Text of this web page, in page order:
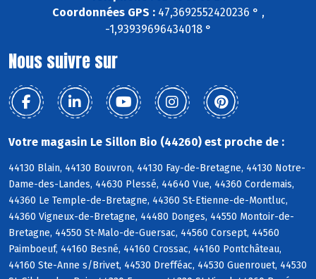
Coordonnées GPS :47,3692552420236 ° ,
-1,93939696434018 °
Nous suivre sur
Votre magasin Le Sillon Bio (44260) est proche de :
44130 Blain, 44130 Bouvron, 44130 Fay-de-Bretagne, 44130 Notre-
Dame-des-Landes, 44630 Plessé, 44640 Vue, 44360 Cordemais,
44360 Le Temple-de-Bretagne, 44360 St-Etienne-de-Montluc,
44360 Vigneux-de-Bretagne, 44480 Donges, 44550 Montoir-de-
Bretagne, 44550 St-Malo-de-Guersac, 44560 Corsept, 44560
Paimboeuf, 44160 Besné, 44160 Crossac, 44160 Pontchâteau,
44160 Ste-Anne s/Brivet, 44530 Drefféac, 44530 Guenrouet, 44530